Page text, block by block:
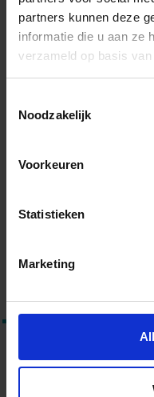
partners kunnen deze
informatie die u aan ze
verzameld op basis
Noodzakelijk
Voorkeuren
Statistieken
Marketing
Art-Nr.: 215962038351
Wordt voor je besteld
Terreno Dryback